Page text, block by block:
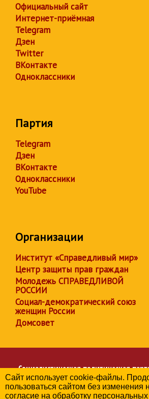
Официальный сайт
Интернет-приёмная
Telegram
Дзен
Twitter
ВКонтакте
Одноклассники
Партия
Telegram
Дзен
ВКонтакте
Одноклассники
YouTube
Организации
Институт «Справедливый мир»
Центр защиты прав граждан
Молодежь СПРАВЕДЛИВОЙ
РОССИИ
Социал-демократический союз
женщин России
Домсовет
Социалистическая политическая
РОССИЯ
Региональное отделение партии в
Сайт использует cookie-файлы.
пользоваться сайтом без изменения
согласие на обработку